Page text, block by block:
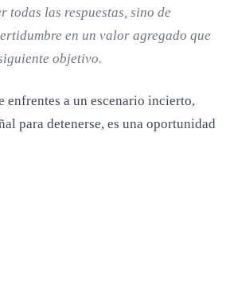
todas las respuestas, sino de
en un valor agregado que
objetivo.
enfrentes a un escenario incierto,
para detenerse, es una oportunidad